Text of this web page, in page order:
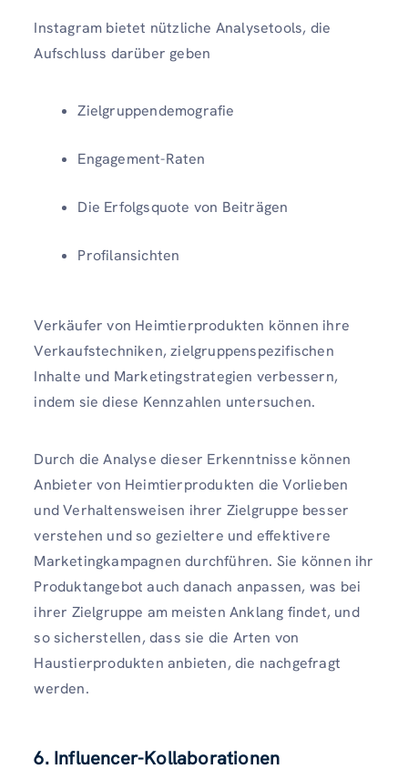
Instagram bietet nützliche Analysetools, die
Aufschluss darüber geben
Zielgruppendemografie
Engagement-Raten
Die Erfolgsquote von Beiträgen
Profilansichten
Verkäufer von Heimtierprodukten können ihre
Verkaufstechniken, zielgruppenspezifischen
Inhalte und Marketingstrategien verbessern,
indem sie diese Kennzahlen untersuchen.
Durch die Analyse dieser Erkenntnisse können
Anbieter von Heimtierprodukten die Vorlieben
und Verhaltensweisen ihrer Zielgruppe besser
verstehen und so gezieltere und effektivere
Marketingkampagnen durchführen. Sie können ihr
Produktangebot auch danach anpassen, was bei
ihrer Zielgruppe am meisten Anklang findet, und
so sicherstellen, dass sie die Arten von
Haustierprodukten anbieten, die nachgefragt
werden.
6. Influencer-Kollaborationen